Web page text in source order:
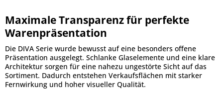
Maximale Transparenz für perfekte
Warenpräsentation
Die DIVA Serie wurde bewusst auf eine besonders offene
Präsentation ausgelegt. Schlanke Glaselemente und eine klare
Architektur sorgen für eine nahezu ungestörte Sicht auf das
Sortiment. Dadurch entstehen Verkaufsflächen mit starker
Fernwirkung und hoher visueller Qualität.